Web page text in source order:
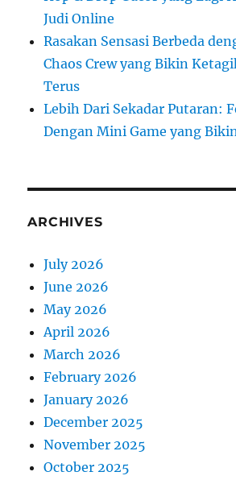
Judi Online
Rasakan Sensasi Berbeda
Chaos Crew yang Bikin
Terus
Lebih Dari Sekadar Putaran:
Dengan Mini Game yang
ARCHIVES
July 2026
June 2026
May 2026
April 2026
March 2026
February 2026
January 2026
December 2025
November 2025
October 2025